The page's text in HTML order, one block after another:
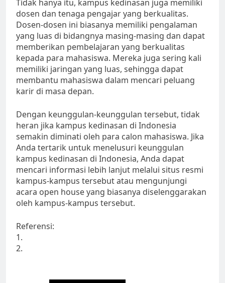
Tidak hanya itu, kampus kedinasan juga memiliki
dosen dan tenaga pengajar yang berkualitas.
Dosen-dosen ini biasanya memiliki pengalaman
yang luas di bidangnya masing-masing dan dapat
memberikan pembelajaran yang berkualitas
kepada para mahasiswa. Mereka juga sering kali
memiliki jaringan yang luas, sehingga dapat
membantu mahasiswa dalam mencari peluang
karir di masa depan.
Dengan keunggulan-keunggulan tersebut, tidak
heran jika kampus kedinasan di Indonesia
semakin diminati oleh para calon mahasiswa. Jika
Anda tertarik untuk menelusuri keunggulan
kampus kedinasan di Indonesia, Anda dapat
mencari informasi lebih lanjut melalui situs resmi
kampus-kampus tersebut atau mengunjungi
acara open house yang biasanya diselenggarakan
oleh kampus-kampus tersebut.
Referensi:
1.
2.